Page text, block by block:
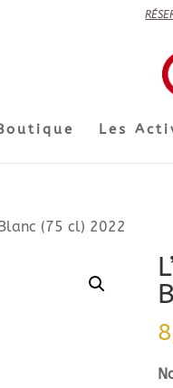
Les
(75 cl) 2022